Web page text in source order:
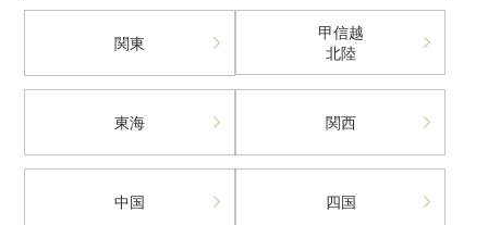
関東
甲信越
北陸
東海 関西
中国 四国